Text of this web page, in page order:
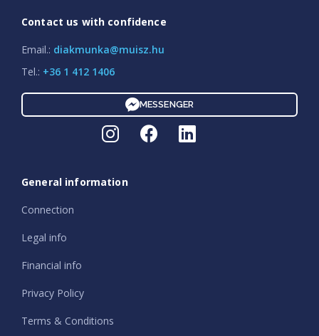
Contact us with confidence
Email.: diakmunka@muisz.hu
Tel.: +36 1 412 1406
MESSENGER
General information
Connection
Legal info
Financial info
Privacy Policy
Terms & Conditions